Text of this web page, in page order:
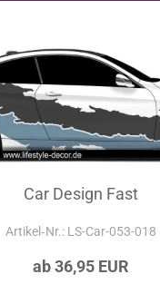
Car Design Fast
Artikel‑Nr.: LS-Car-053-018
ab 36,95 EUR